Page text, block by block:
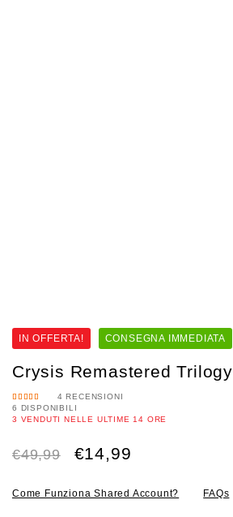
IN OFFERTA! CONSEGNA IMMEDIATA
Crysis Remastered Trilogy
VALUTA
TO4.50
4 RECENSIONI
6 DISPONIBILI
3 VENDUTI NELLE ULTIME 14 ORE
€49,99
Il
originale
€14,99
attuale
Come Funziona Shared Account? FAQs